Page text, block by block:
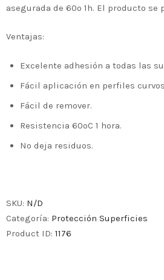
asegurada de 60º 1h. El producto
Ventajas:
Excelente adhesión a todas las
Fácil aplicación en perfiles
Fácil de remover.
Resistencia 60ºC 1 hora.
No deja residuos.
SKU: N/D
Categoría: Protección Superficies
Product ID:1176